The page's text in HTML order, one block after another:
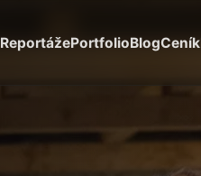
ReportážePortfolioBlogCeník